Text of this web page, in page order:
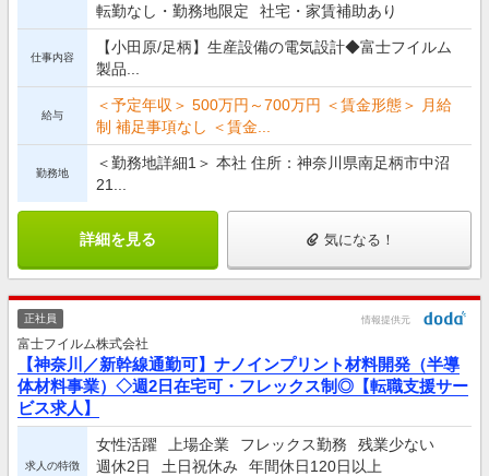
転勤なし・勤務地限定
社宅・家賃補助あり
仕事内容
【小田原/足柄】生産設備の電気設計◆富士フイルム
製品...
給与
＜予定年収＞ 500万円～700万円 ＜賃金形態＞ 月給
制 補足事項なし ＜賃金...
勤務地
＜勤務地詳細1＞ 本社 住所：神奈川県南足柄市中沼
21...
詳細を見る 気になる！
正社員 情報提供元
富士フイルム株式会社
【神奈川／新幹線通勤可】ナノインプリント材料開発（半導
体材料事業）◇週2日在宅可・フレックス制◎【転職支援サー
ビス求人】
求人の特徴
女性活躍 上場企業 フレックス勤務
残業少ない
週休2日
土日祝休み
年間休日120日以上